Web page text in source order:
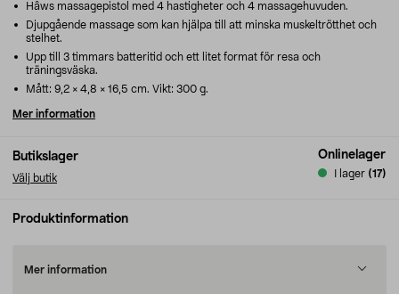
Butikslager
Välj butik
Onlinelager
I lager (17)
Hâws massagepistol med 4 hastigheter och 4 massagehuvuden.
Djupgående massage som kan hjälpa till att minska muskeltrötthet och
stelhet.
Upp till 3 timmars batteritid och ett litet format för resa och
träningsväska.
Mått: 9,2 × 4,8 × 16,5 cm. Vikt: 300 g.
Mer information
Produktinformation
Mer information